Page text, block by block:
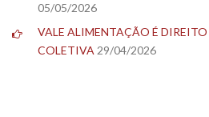
05/05/2026
VALE ALIMENTAÇÃO É
COLETIVA 29/04/2026